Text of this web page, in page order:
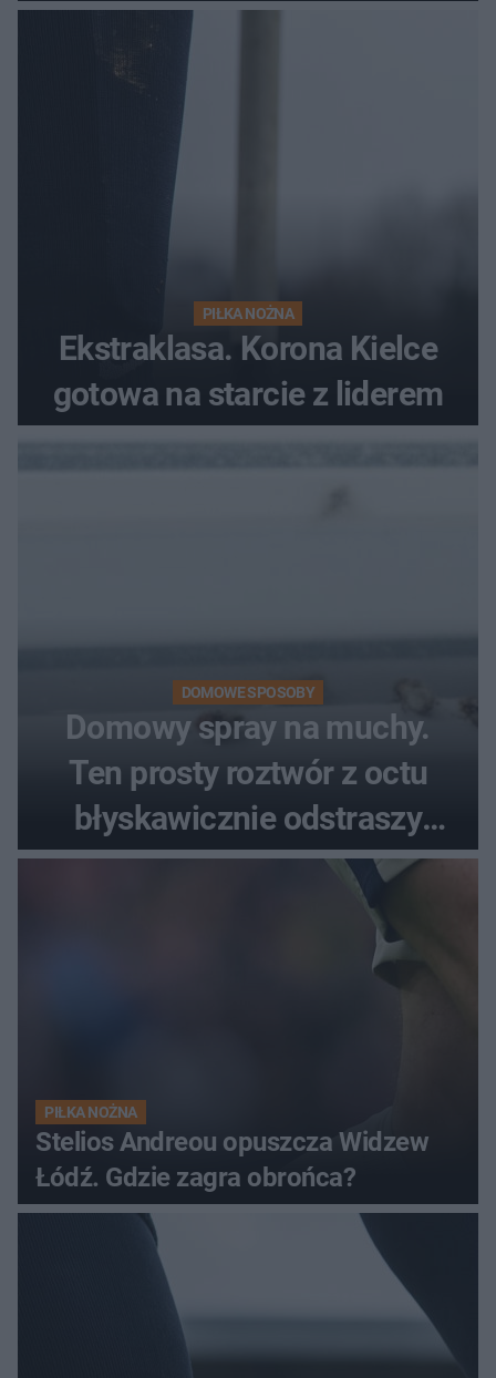
PIŁKA NOŻNA
Ekstraklasa. Korona Kielce
gotowa na starcie z liderem
DOMOWE SPOSOBY
Domowy spray na muchy.
Ten prosty roztwór z octu
błyskawicznie odstraszy
uciążliwe owady
PIŁKA NOŻNA
Stelios Andreou opuszcza Widzew
Łódź. Gdzie zagra obrońca?